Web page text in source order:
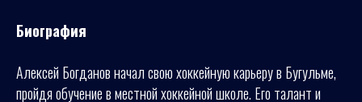
Биография
Алексей Богданов начал свою хоккейную карьеру в Бугульме,
пройдя обучение в местной хоккейной школе. Его талант и